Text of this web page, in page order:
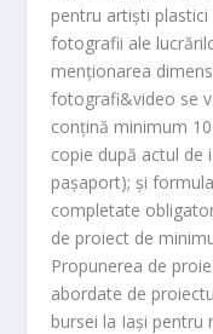
pentru artiști
fotografii ale
menționarea
fotografi&video se
conțină minimum
copie după actul de
pașaport); și
completate
de proiect de
Propunerea de
abordate de
bursei la Iași pentru